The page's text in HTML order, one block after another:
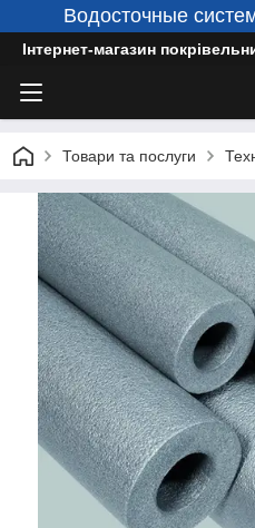
Водосточные
Інтернет-магазин
Товари та послуги